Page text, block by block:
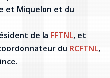
du gouvernement
et Miquelon et du
de la FFTNL, et
du RCFTNL,